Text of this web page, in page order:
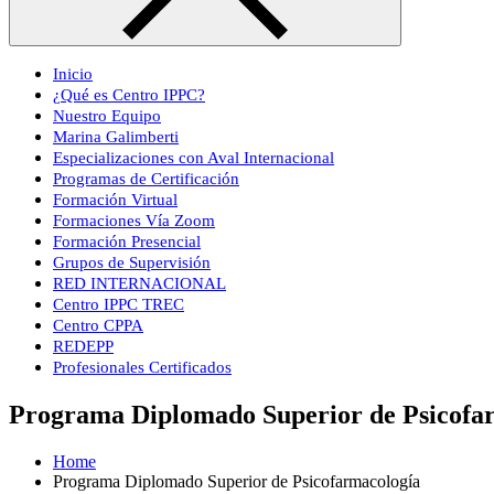
Inicio
¿Qué es Centro IPPC?
Nuestro Equipo
Marina Galimberti
Especializaciones con Aval Internacional
Programas de Certificación
Formación Virtual
Formaciones Vía Zoom
Formación Presencial
Grupos de Supervisión
RED INTERNACIONAL
Centro IPPC TREC
Centro CPPA
REDEPP
Profesionales Certificados
Programa Diplomado Superior de
Home
Programa Diplomado Superior de Psicofarmacología